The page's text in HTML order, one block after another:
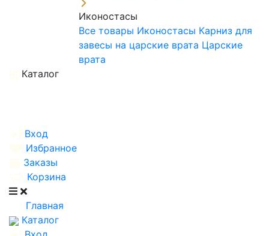
Иконостасы
Все товары Иконостасы Карниз для
завесы на царские врата Царские
врата
Каталог
Вход
Избранное
Заказы
Корзина
Главная
Каталог